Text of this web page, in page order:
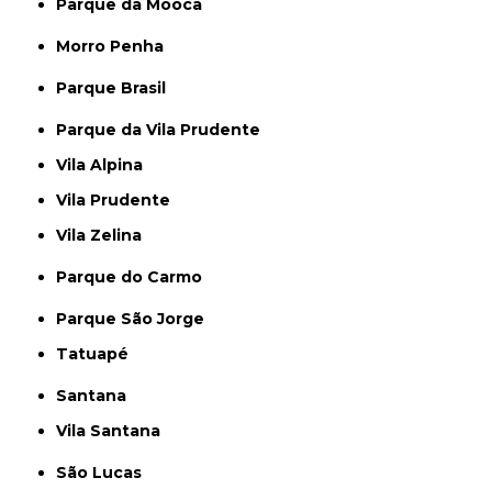
Parque da Mooca
Morro Penha
Parque Brasil
Parque da Vila Prudente
Vila Alpina
Vila Prudente
Vila Zelina
Parque do Carmo
Parque São Jorge
Tatuapé
Santana
Vila Santana
São Lucas